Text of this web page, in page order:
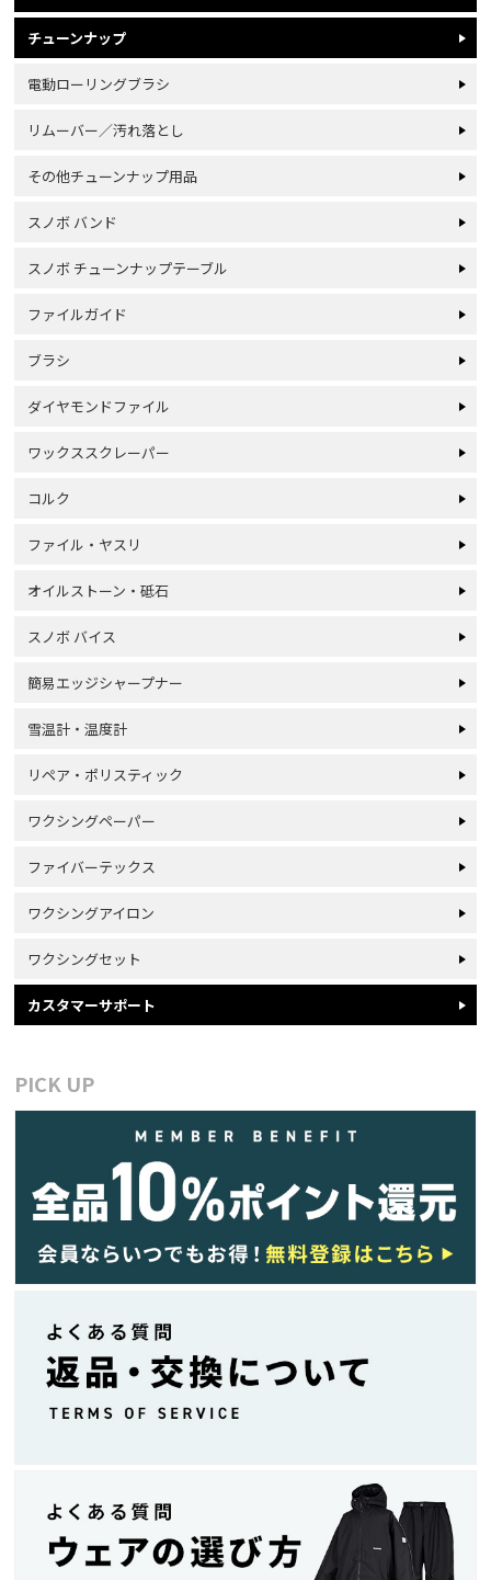
チューンナップ
電動ローリングブラシ
リムーバー／汚れ落とし
その他チューンナップ用品
スノボ バンド
スノボ チューンナップテーブル
ファイルガイド
ブラシ
ダイヤモンドファイル
ワックススクレーパー
コルク
ファイル・ヤスリ
オイルストーン・砥石
スノボ バイス
簡易エッジシャープナー
雪温計・温度計
リペア・ポリスティック
ワクシングペーパー
ファイバーテックス
ワクシングアイロン
ワクシングセット
カスタマーサポート
PICK UP